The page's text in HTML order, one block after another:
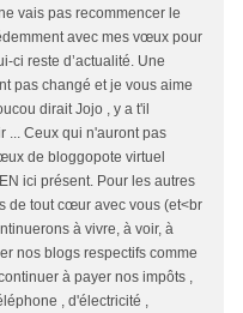
vais pas recommencer le
avec mes vœux pour
ci reste d’actualité. Une
pas changé et je vous aime
dirait Jojo , y a t'il
... Ceux qui n'auront pas
de bloggopote virtuel
ici présent. Pour les autres
de tout cœur avec vous (et<br
à vivre, à voir, à
nos blogs respectifs comme
à payer nos impôts ,
, d'électricité ,